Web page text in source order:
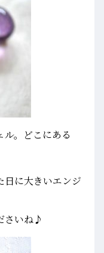
。どこにある
日に大きいエンジ
さいね♪